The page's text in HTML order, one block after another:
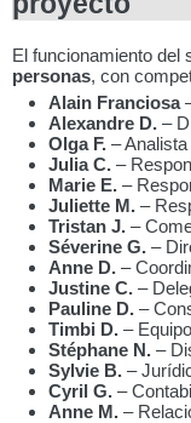
El funcionamiento del
personas, con
Alain Franciosa
Alexandre D. –
Olga F. –
Julia C. –
Marie E. –
Juliette M. –
Tristan J. –
Séverine G. –
Anne D. –
Justine C. –
Pauline D. –
Timbi D. –
Stéphane N. –
Sylvie B. –
Cyril G. –
Anne M. –